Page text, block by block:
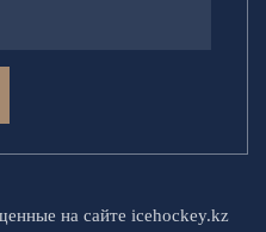
на сайте icehockey.kz